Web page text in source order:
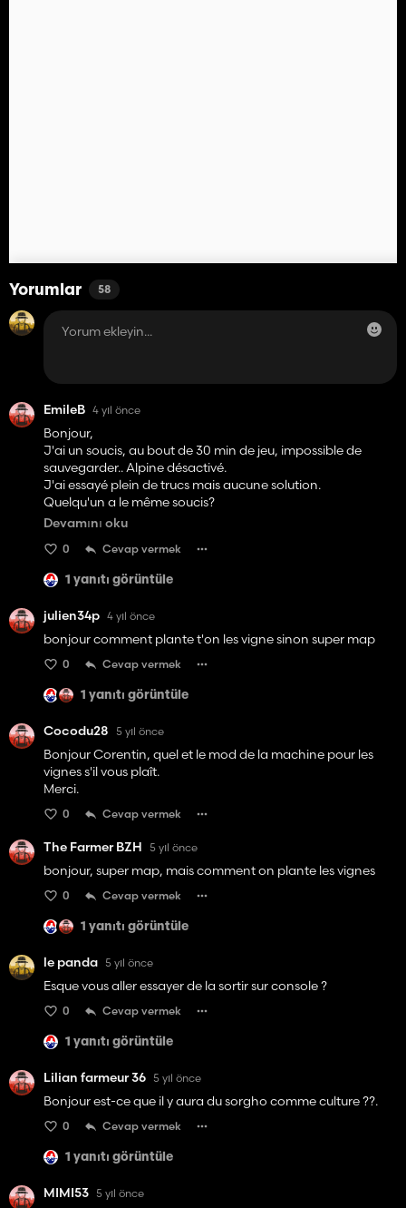
Yorumlar 58
EmileB 4 yıl önce
Bonjour,
J'ai un soucis, au bout de 30 min de jeu, impossible de
sauvegarder.. Alpine désactivé.
J'ai essayé plein de trucs mais aucune solution.
Quelqu'un a le même soucis?
Map superbe au passage, beau travail, dégouté de pas
Devamını oku
0 Cevap vermek
1 yanıtı görüntüle
julien34p 4 yıl önce
bonjour comment plante t'on les vigne sinon super map
0 Cevap vermek
1 yanıtı görüntüle
Cocodu28 5 yıl önce
Bonjour Corentin, quel et le mod de la machine pour les
vignes s'il vous plaît.
Merci.
0 Cevap vermek
The Farmer BZH 5 yıl önce
bonjour, super map, mais comment on plante les vignes
0 Cevap vermek
1 yanıtı görüntüle
le panda 5 yıl önce
Esque vous aller essayer de la sortir sur console ?
0 Cevap vermek
1 yanıtı görüntüle
Lilian farmeur 36 5 yıl önce
Bonjour est-ce que il y aura du sorgho comme culture ??.
0 Cevap vermek
1 yanıtı görüntüle
MIMI53 5 yıl önce